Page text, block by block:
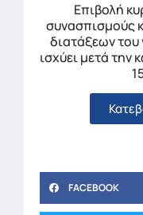
Επιβολή
συνασπισμούς
διατάξεων
ισχύει μετά
FACEBOOK